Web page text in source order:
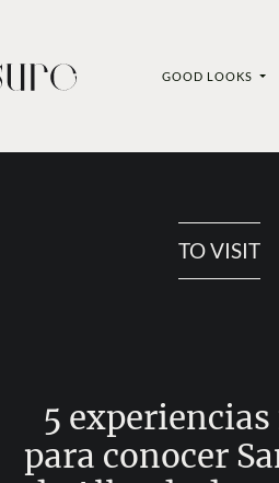
GOOD LOOKS
TO VISIT
5
para conocer